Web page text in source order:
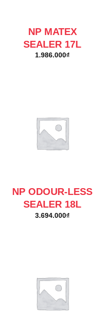
NP MATEX
SEALER 17L
1.986.000₫
NP ODOUR-LESS
SEALER 18L
3.694.000₫